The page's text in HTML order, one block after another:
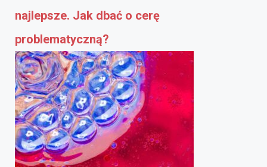
najlepsze. Jak dbać o cerę
problematyczną?